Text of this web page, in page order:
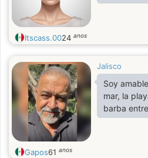
Itscass.0024 anos
Jalisco
Soy
mar, la
barba
Gapos61 anos